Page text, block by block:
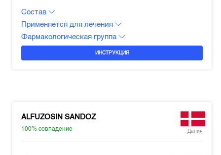
Состав
Применяется для лечения
Фармакологическая группа
ИНСТРУКЦИЯ
ALFUZOSIN SANDOZ
100%совпадение Дания